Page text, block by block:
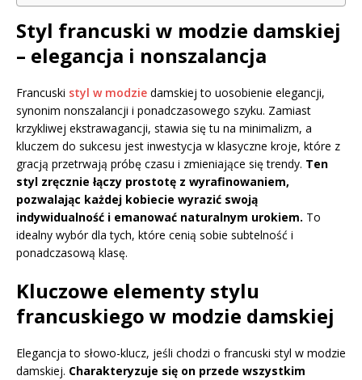
Styl francuski w modzie damskiej
– elegancja i nonszalancja
Francuski styl w modzie damskiej to uosobienie elegancji,
synonim nonszalancji i ponadczasowego szyku. Zamiast
krzykliwej ekstrawagancji, stawia się tu na minimalizm, a
kluczem do sukcesu jest inwestycja w klasyczne kroje, które z
gracją przetrwają próbę czasu i zmieniające się trendy. Ten
styl zręcznie łączy prostotę z wyrafinowaniem,
pozwalając każdej kobiecie wyrazić swoją
indywidualność i emanować naturalnym urokiem. To
idealny wybór dla tych, które cenią sobie subtelność i
ponadczasową klasę.
Kluczowe elementy stylu
francuskiego w modzie damskiej
Elegancja to słowo-klucz, jeśli chodzi o francuski styl w modzie
damskiej. Charakteryzuje się on przede wszystkim